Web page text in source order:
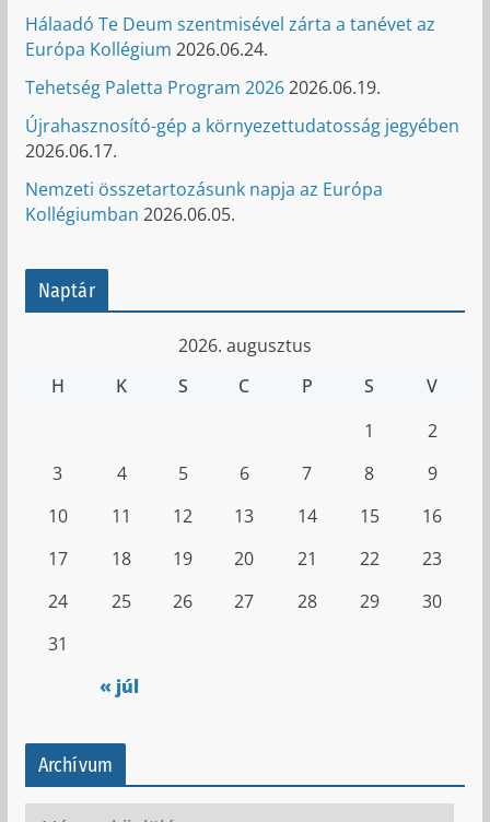
Hálaadó Te Deum szentmisével zárta a tanévet az
Európa Kollégium 2026.06.24.
Tehetség Paletta Program 20262026.06.19.
Újrahasznosító-gép a környezettudatosság jegyében
2026.06.17.
Nemzeti összetartozásunk napja az Európa
Kollégiumban 2026.06.05.
Naptár
2026. augusztus
H
K S C P S V
« júl
1
2
3
4 5 6 7 8
9
10
11 12 13 14 15
16
17
18 19 20 21 22
23
24
25 26 27 28 29
30
31
Archívum